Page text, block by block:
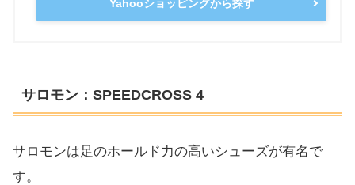
Yahooショッピングから探す
サロモン：SPEEDCROSS 4
サロモンは足のホールド力の高いシューズが有名で
す。